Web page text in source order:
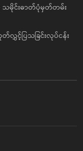
မှု သမိုင်းဓာတ်ပုံမှတ်တမ်း
င့်ပြသခြင်းလုပ်ငန်း